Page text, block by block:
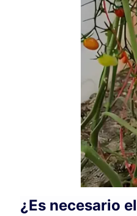
¿Es necesario